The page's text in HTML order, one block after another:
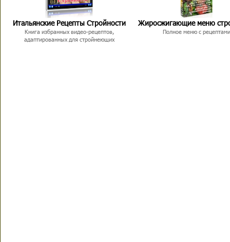
Итальянские Рецепты Стройности
Книга избранных видео-рецептов,
адаптированных для стройнеющих
Жиросжигающие меню
Полное меню с рецептами